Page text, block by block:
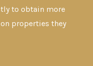
to obtain more
properties they